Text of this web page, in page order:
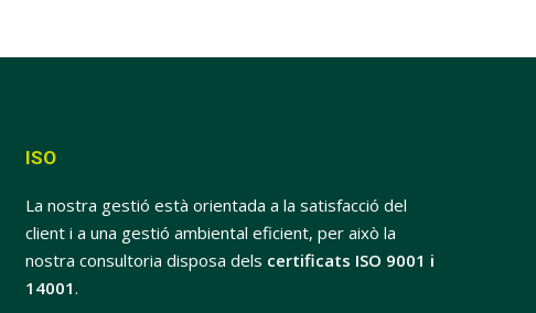
ISO
La nostra gestió està orientada a la satisfacció del
client i a una gestió ambiental eficient, per això la
nostra consultoria disposa dels certificats ISO 9001 i
14001.